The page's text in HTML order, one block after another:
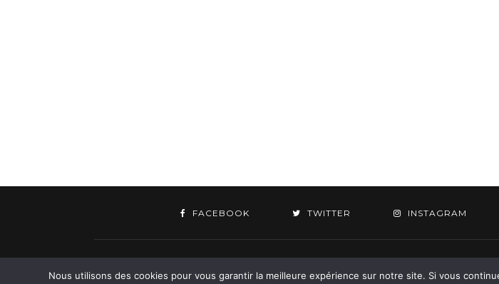
FACEBOOK TWITTER INSTAGRAM
Nous utilisons des cookies pour vous garantir la meilleure expérience sur notre site. Si vous